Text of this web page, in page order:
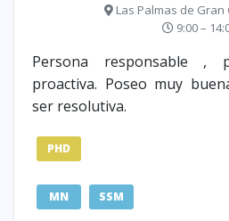
Las Palmas de Gran
9:00 –
Persona responsable ,
proactiva. Poseo muy
ser resolutiva.
PHD
MN SSM